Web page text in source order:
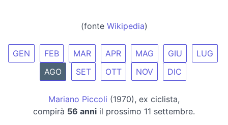
(fonte Wikipedia)
GEN FEB MAR APR MAG GIU
LUG
AGO
SET OTT NOV DIC
Mariano Piccoli (1970), ex ciclista,
compirà 56 anni il prossimo 11 settembre.